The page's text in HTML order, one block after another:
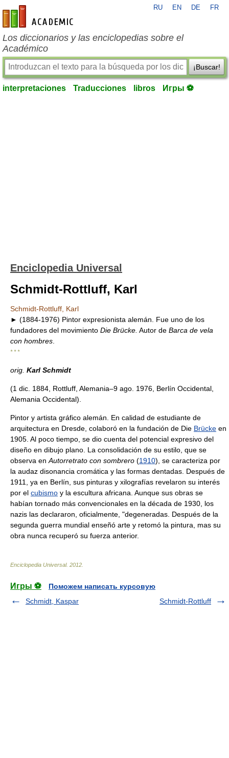
es-academic.com
RU EN DE FR
Los diccionarios y las enciclopedias sobre el
Académico
¡Buscar!
interpretaciones Traducciones libros Игры ⚽
Enciclopedia Universal
Schmidt-Rottluff, Karl
Schmidt-Rottluff, Karl
► (1884-1976) Pintor expresionista alemán. Fue uno de los
fundadores del movimiento Die Brücke. Autor de Barca de vela
con hombres
* * *
orig. Karl Schmidt
(1 dic. 1884, Rottluff, Alemania–9 ago. 1976, Berlín Occidental,
Alemania Occidental).
Pintor y artista gráfico alemán. En calidad de estudiante de
arquitectura en Dresde, colaboró en la fundación de Die Brücke en
1905. Al poco tiempo, se dio cuenta del potencial expresivo del
diseño en dibujo plano. La consolidación de su estilo, que se
observa en Autorretrato con sombrero (1910), se caracteriza por
la audaz disonancia cromática y las formas dentadas. Después de
1911, ya en Berlín, sus pinturas y xilografías revelaron su interés
por el cubismo y la escultura africana. Aunque sus obras se
habían tornado más convencionales en la década de 1930, los
nazis las declararon, oficialmente, "degeneradas. Después de la
segunda guerra mundial enseñó arte y retomó la pintura, mas su
obra nunca recuperó su fuerza anterior.
Enciclopedia Universal. 2012
Игры ⚽
Поможем написать курсовую
Schmidt, Kaspar
Schmidt-Rottluff